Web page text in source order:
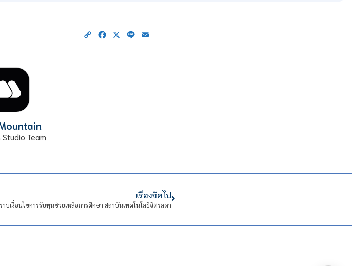
Copy Facebook
X Line
Studio Team
เรื่องถัดไป
บเงื่อนไขการรับทุนช่วยเหลือการศึกษา สถาบันเทคโนโลยีจิตรลดา